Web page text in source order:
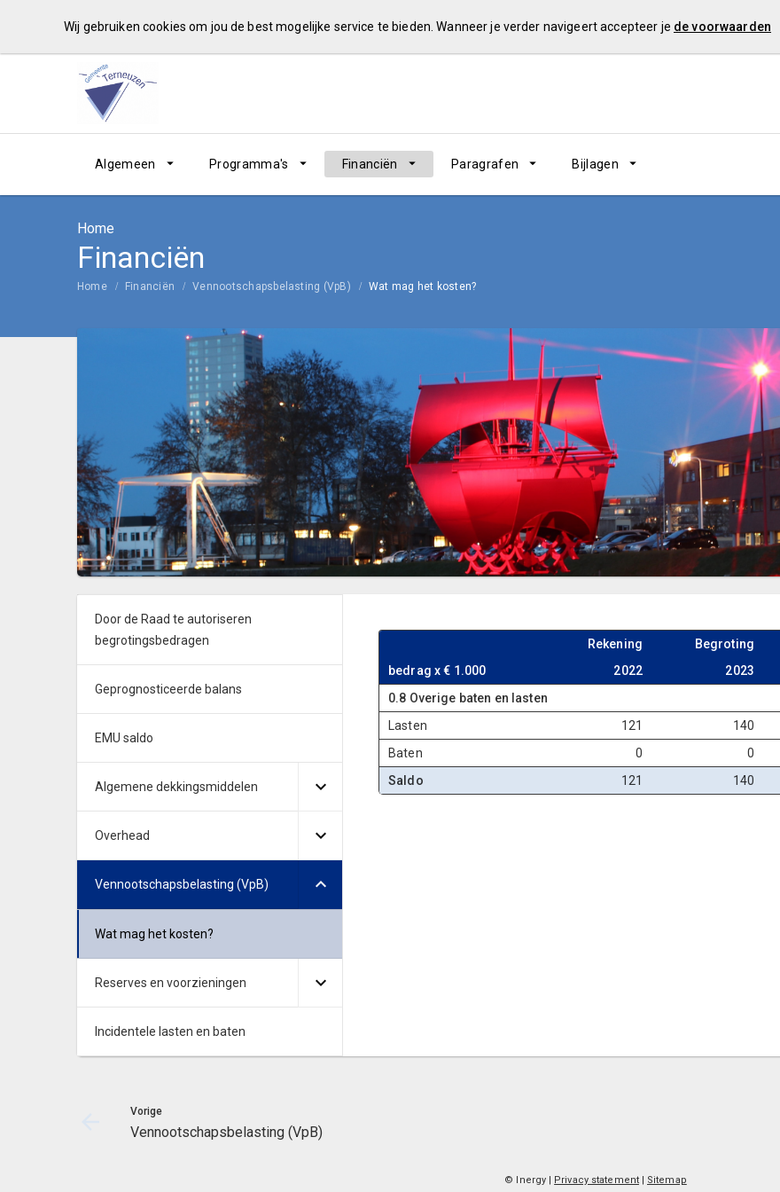
Wij gebruiken cookies om jou de best mogelijke service te bieden. Wanneer je verder navigeert accepteer je de voorwaarden
Algemeen Programma's Financiën Paragrafen Bijlagen
Home
Financiën
Home Financiën Vennootschapsbelasting (VpB) Wat mag het kosten?
Door de Raad te autoriseren
begrotingsbedragen
Geprognosticeerde balans
EMU saldo
Algemene dekkingsmiddelen
Overhead
Vennootschapsbelasting (VpB)
Wat mag het kosten?
Reserves en voorzieningen
Incidentele lasten en baten
Rekening Begroting
bedrag x € 1.000
2022 2023
0.8 Overige baten en lasten
Lasten
121 140
Baten
0 0
Saldo
121 140
Vorige
Vennootschapsbelasting (VpB)
© Inergy | Privacy statement| Sitemap